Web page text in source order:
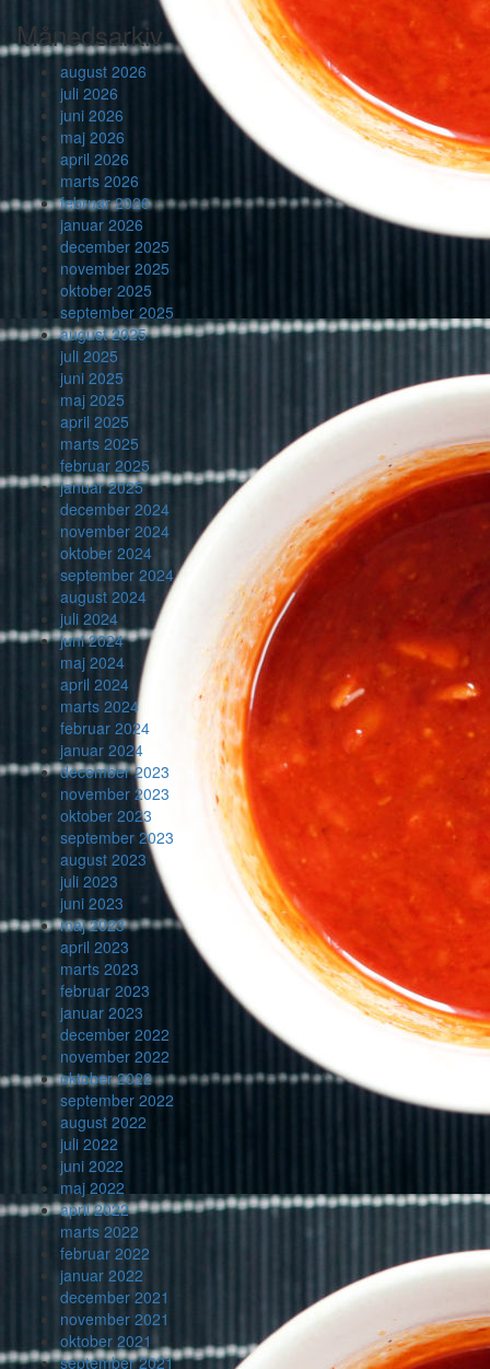
Månedsarkiv
august 2026
juli 2026
juni 2026
maj 2026
april 2026
marts 2026
februar 2026
januar 2026
december 2025
november 2025
oktober 2025
september 2025
august 2025
juli 2025
juni 2025
maj 2025
april 2025
marts 2025
februar 2025
januar 2025
december 2024
november 2024
oktober 2024
september 2024
august 2024
juli 2024
juni 2024
maj 2024
april 2024
marts 2024
februar 2024
januar 2024
december 2023
november 2023
oktober 2023
september 2023
august 2023
juli 2023
juni 2023
maj 2023
april 2023
marts 2023
februar 2023
januar 2023
december 2022
november 2022
oktober 2022
september 2022
august 2022
juli 2022
juni 2022
maj 2022
april 2022
marts 2022
februar 2022
januar 2022
december 2021
november 2021
oktober 2021
september 2021